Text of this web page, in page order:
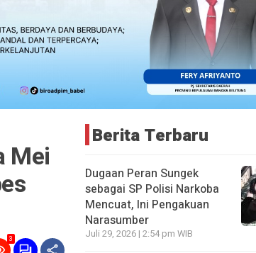
Mei
3
Berita Terbaru
Dugaan Peran Sungek
sebagai SP Polisi Narkoba
Mencuat, Ini Pengakuan
Narasumber
Juli 29, 2026 | 2:54 pm WIB